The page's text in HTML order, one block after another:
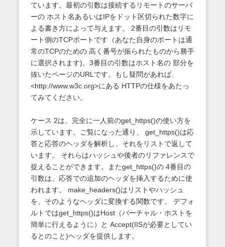
ています。最初の引数は接続するリモートのサーバ
ーの ホスト名あるいはIPをドット区切られた数字に
よる書き方によって与えます。 2番目の引数はリモ
ート側のTCPポートです（あなた自身のポートは通
常のTCPのための 高く番号が振られたものから勝手
に選択されます)。3番目の引数はホスト名の 部分を
抜いたページのURLです。もし疑問があれば、
<http://www.w3c.org>にある HTTPの仕様をあたっ
てみてください。
ケース 2は、完全に一人前のget_https()の使い方を
示しています。ご覧になった通り、 get_https()は応
答と応答のヘッダを解析し、それをリストで返して
います。 それらはハッシュや後者のリファレンスで
捉えることができます。またget_https()の 4番目の
引数は、応答での追加のヘッダを挿入するために使
われます。 make_headers()はリストやハッシュ
を、そのようなヘッダに変換する関数です。 デフォ
ルトではget_https()はHost（バーチャル・ホストを
簡単に行えるように）と Accept(IISが必要としてい
るとのこと)ヘッダを提供します。